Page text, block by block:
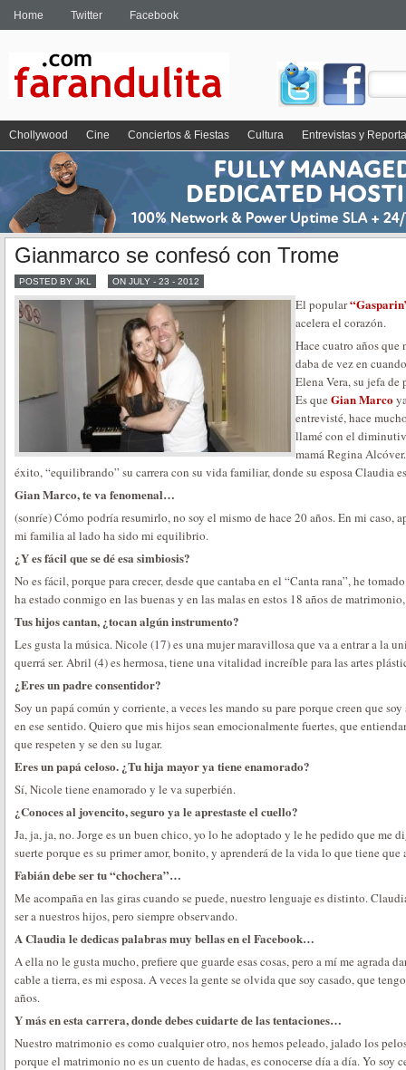
Home Twitter Facebook
Chollywood Cine Conciertos & Fiestas Cultura Entrevistas y
Gianmarco se confesó con Trome
POSTED BY JKL ON JULY - 23 - 2012
El popular
acelera el corazón.
Hace cuatro años
daba de vez en
Elena Vera, su jefa de
Es que Gian Marco
entrevisté, hace
llamé con el
mamá Regina
éxito, “equilibrando” su carrera con su vida familiar, donde su esposa Claudia
Gian Marco, te va fenomenal…
(sonríe) Cómo podría resumirlo, no soy el mismo de hace 20 años. En mi caso,
mi familia al lado ha sido mi equilibrio.
¿Y es fácil que se dé esa simbiosis?
No es fácil, porque para crecer, desde que cantaba en el “Canta rana”, he
ha estado conmigo en las buenas y en las malas en estos 18 años de
Tus hijos cantan, ¿tocan algún instrumento?
Les gusta la música. Nicole (17) es una mujer maravillosa que va a entrar a la
querrá ser. Abril (4) es hermosa, tiene una vitalidad increíble para las artes
¿Eres un padre consentidor?
Soy un papá común y corriente, a veces les mando su pare porque creen que
en ese sentido. Quiero que mis hijos sean emocionalmente fuertes, que
que respeten y se den su lugar.
Eres un papá celoso. ¿Tu hija mayor ya tiene enamorado?
Sí, Nicole tiene enamorado y le va superbién.
¿Conoces al jovencito, seguro ya le aprestaste el cuello?
Ja, ja, ja, no. Jorge es un buen chico, yo lo he adoptado y le he pedido que me
suerte porque es su primer amor, bonito, y aprenderá de la vida lo que tiene que
Fabián debe ser tu “chochera”…
Me acompaña en las giras cuando se puede, nuestro lenguaje es distinto.
ser a nuestros hijos, pero siempre observando.
A Claudia le dedicas palabras muy bellas en el Facebook…
A ella no le gusta mucho, prefiere que guarde esas cosas, pero a mí me agrada
cable a tierra, es mi esposa. A veces la gente se olvida que soy casado, que
años.
Y más en esta carrera, donde debes cuidarte de las tentaciones…
Nuestro matrimonio es como cualquier otro, nos hemos peleado, jalado los
porque el matrimonio no es un cuento de hadas, es conocerse día a día. Yo soy